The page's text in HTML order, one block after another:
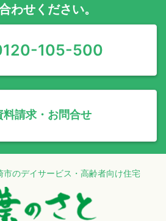
わせください。
105-500
料請求・お問合せ
市のデイサービス・高齢者向け住宅